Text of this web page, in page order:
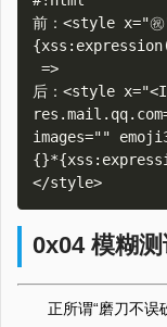
前：<style x="
后：<style
images=""
0x04 模糊
正所谓“磨刀不误